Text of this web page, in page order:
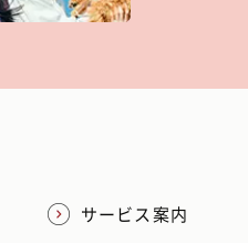
サービス案内